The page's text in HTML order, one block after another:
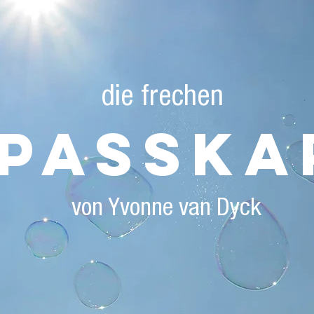
die frechen
von Yvonne van Dyck